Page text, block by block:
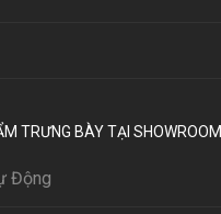
TRƯNG BÀY TẠI SHOWROOM
Động